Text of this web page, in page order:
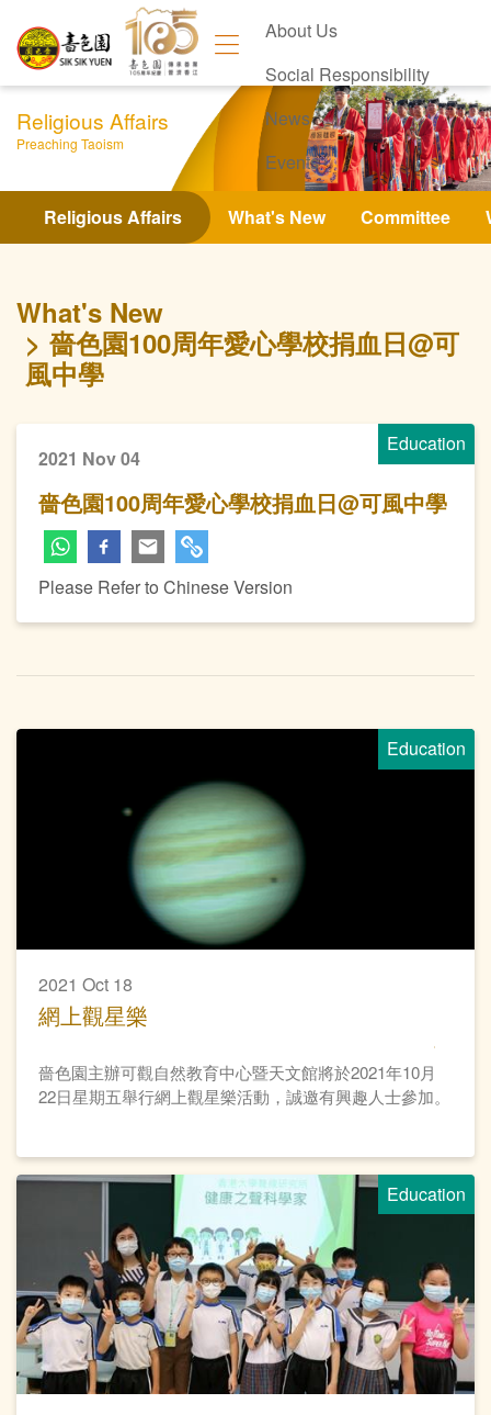
About Us
Social Responsibility
News
Events
Contact Us
Religious Affairs
Preaching Taoism
Religious Affairs What's New Committee
What's New
嗇色園100周年愛心學校捐血日@可
風中學
Education
2021 Nov 04
嗇色園100周年愛心學校捐血日@可風中學
Please Refer to Chinese Version
Education
2021 Oct 18
網上觀星樂
嗇色園主辦可觀自然教育中心暨天文館將於2021年10月
22日星期五舉行網上觀星樂活動，誠邀有興趣人士參加。
Education